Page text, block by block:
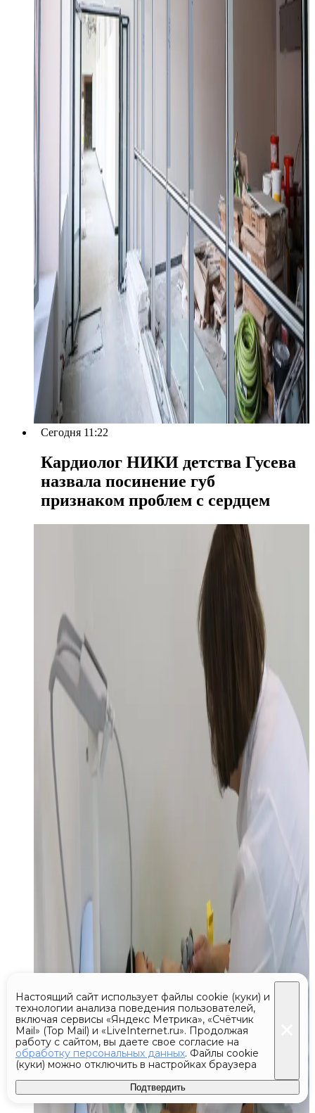
Сегодня 11:22
Кардиолог НИКИ детства Гусева
назвала посинение губ
признаком проблем с сердцем
Настоящий сайт использует файлы cookie (куки) и
технологии анализа поведения пользователей,
включая сервисы «Яндекс Метрика», «Счётчик
Mail» (Top Mail) и «LiveInternet.ru». Продолжая
работу с сайтом, вы даете свое согласие на
обработку персональных данных. Файлы cookie
(куки) можно отключить в настройках браузера
Подтвердить